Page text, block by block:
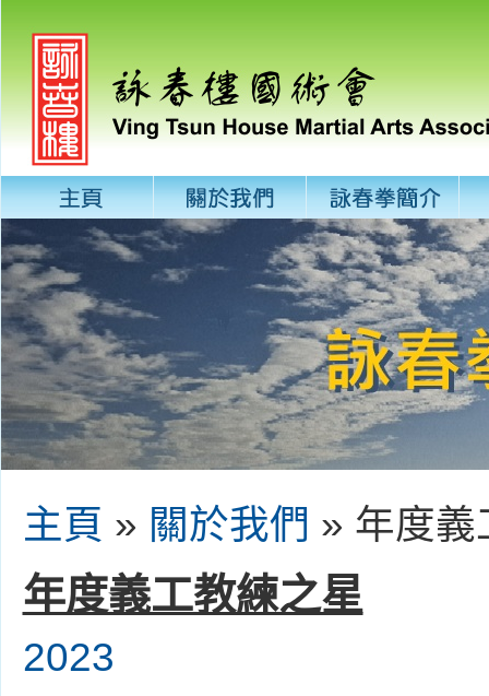
主頁 » 關於我們 » 年度義
年度義工教練之星
2023